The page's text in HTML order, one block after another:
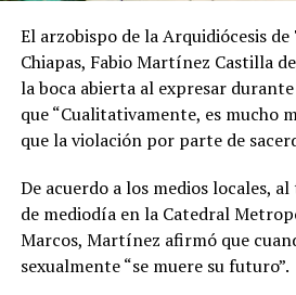
El arzobispo de la Arquidiócesis
Chiapas, Fabio Martínez Castilla
la boca abierta al expresar
que “Cualitativamente, es mucho
que la violación por parte de
De acuerdo a los medios locales,
de mediodía en la Catedral
Marcos, Martínez afirmó que
sexualmente “se muere su futuro”.